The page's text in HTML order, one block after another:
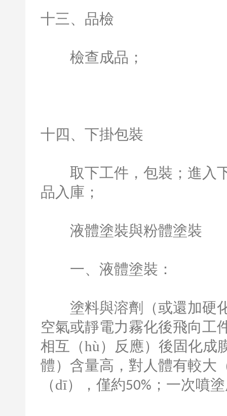
十三、品檢
檢查成品；
十四、下掛包裝
取下工件，包裝；進入下
品入庫；
液體塗裝與粉體塗裝
一、液體塗裝：
塗料與溶劑（或還加硬化
空氣或靜電力霧化後飛向工
相互（hù）反應）後固化成
體）含量高，對人體有較大
（dī），僅約50% ；一次噴